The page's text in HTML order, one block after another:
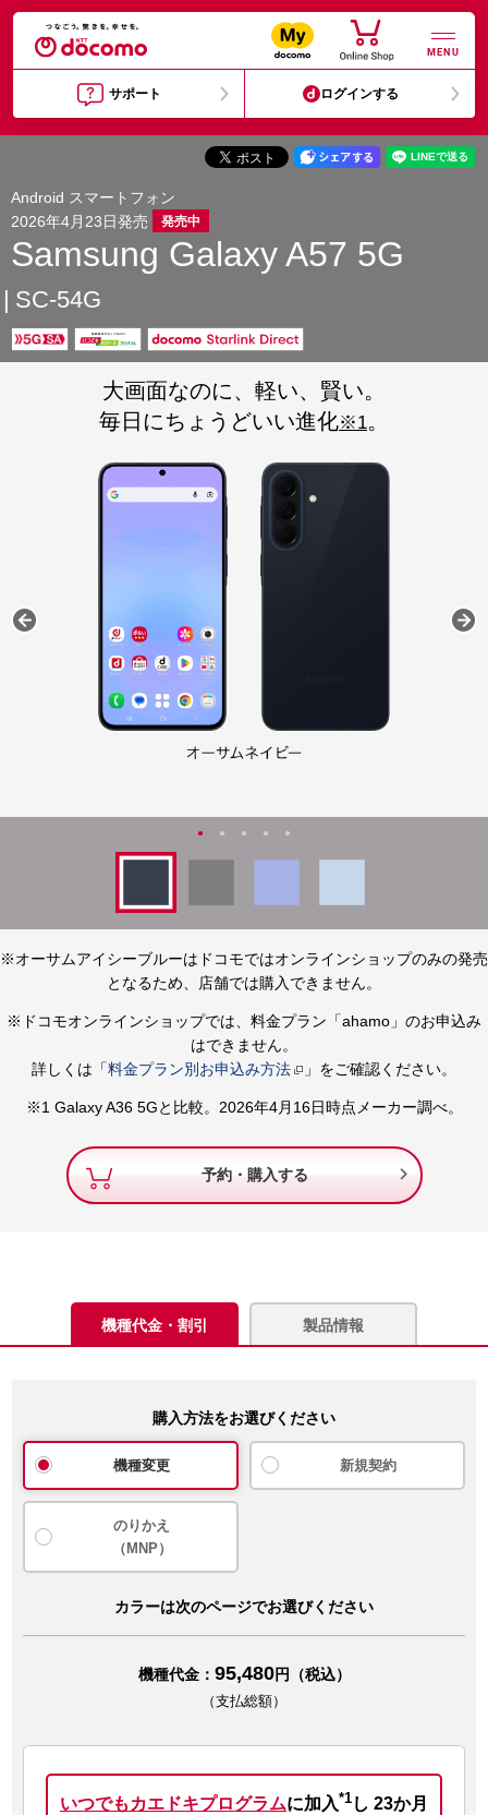
MENU
サポート ログインする
Android スマートフォン
2026年4月23日発売
発売中
Samsung Galaxy A57 5G
SC-54G
大画面なのに、軽い、賢い。
毎日にちょうどいい進化※1。
※オーサムアイシーブルーはドコモではオンラインショップのみの発売
となるため、店舗では購入できません。
※ドコモオンラインショップでは、料金プラン「ahamo」のお申込み
はできません。
詳しくは「料金プラン別お申込み方法 」をご確認ください。
※1 Galaxy A36 5Gと比較。2026年4月16日時点メーカー調べ。
予約・購入する 
機種代金・割引 製品情報
購入方法をお選びください
機種変更 新規契約
のりかえ
（MNP）
カラーは次のページでお選びください
機種代金： 95,480円（税込）
（支払総額）
いつでもカエドキプログラムに加入*1 し 23か月